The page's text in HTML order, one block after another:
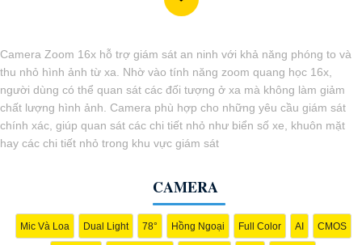
🔖4:Camera Dahua HAC-HDBW1200RP-Z: Camera dome chất lượng
2MP, hỗ trợ các tính năng như chống ngược sáng, chống nước.
Nhớ kiểm tra kỹ thông số kỹ thuật cũng như nguồn gốc xuất xứ của
sản phẩm trước khi mua nhé đểHoàn toàn tin cậy là sản phẩm chính
hãng và đáng tin cậy.
Camera Zoom 16x hỗ trợ giám sát an ninh với khả năng phóng to và
thu nhỏ hình ảnh từ xa. Nhờ vào tính năng zoom quang học 16x,
người dùng có thể quan sát các đối tượng ở xa mà không làm giảm
chất lượng hình ảnh. Camera phù hợp cho những yêu cầu giám sát
chính xác, giúp quan sát các chi tiết nhỏ như biển số xe, khuôn mặt
hay các chi tiết nhỏ trong khu vực giám sát
CAMERA
Mic Và Loa Dual Light 78° Hồng Ngoại Full Color AI CMOS